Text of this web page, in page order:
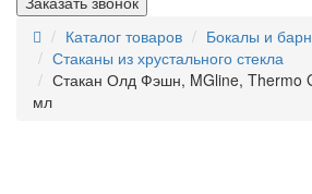
Каталог товаров
Бокалы и
Стаканы из хрустального стекла
Стакан Олд Фэшн, MGline, Thermo
мл